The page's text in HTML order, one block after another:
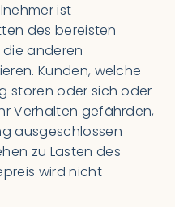
ist
des bereisten
anderen
Kunden, welche
stören oder sich oder
Verhalten gefährden,
ausgeschlossen
zu Lasten des
wird nicht